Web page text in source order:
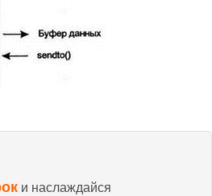
и наслаждайся